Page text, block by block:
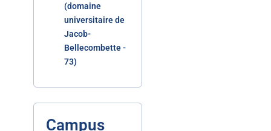
(domaine
universitaire de
Jacob-
Bellecombette -
73)
Campus